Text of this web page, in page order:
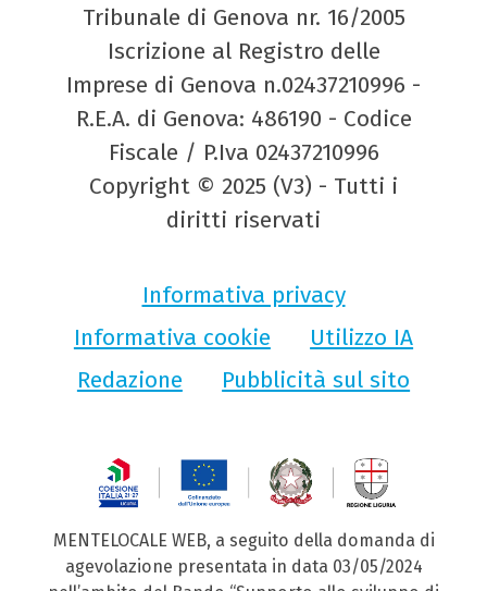
Tribunale di Genova nr. 16/2005
Iscrizione al Registro delle
Imprese di Genova n.02437210996 -
R.E.A. di Genova: 486190 - Codice
Fiscale / P.Iva 02437210996
Copyright © 2025 (V3) - Tutti i
diritti riservati
Informativa privacy
Informativa cookie
Utilizzo IA
Redazione
Pubblicità sul sito
MENTELOCALE WEB, a seguito della domanda di
agevolazione presentata in data 03/05/2024